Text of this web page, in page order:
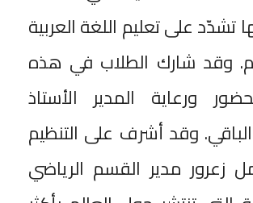
تشدّد على تعليم اللغة العربية
وقد شارك الطلاب في هذه
ورعاية المدير الأستاذ
وقد أشرف على التنظيم
زعرور مدير القسم الرياضي